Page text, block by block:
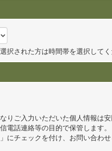
択された方は時間帯を選択して
りご入力いただいた個人情報は
電話連絡等の目的で保管します
にチェックを付け、お問い合わ